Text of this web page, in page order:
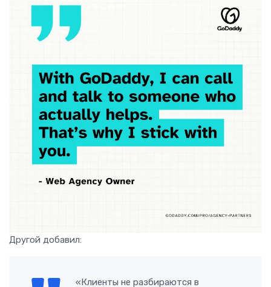
Другой добавил:
«Клиенты не разбираются в